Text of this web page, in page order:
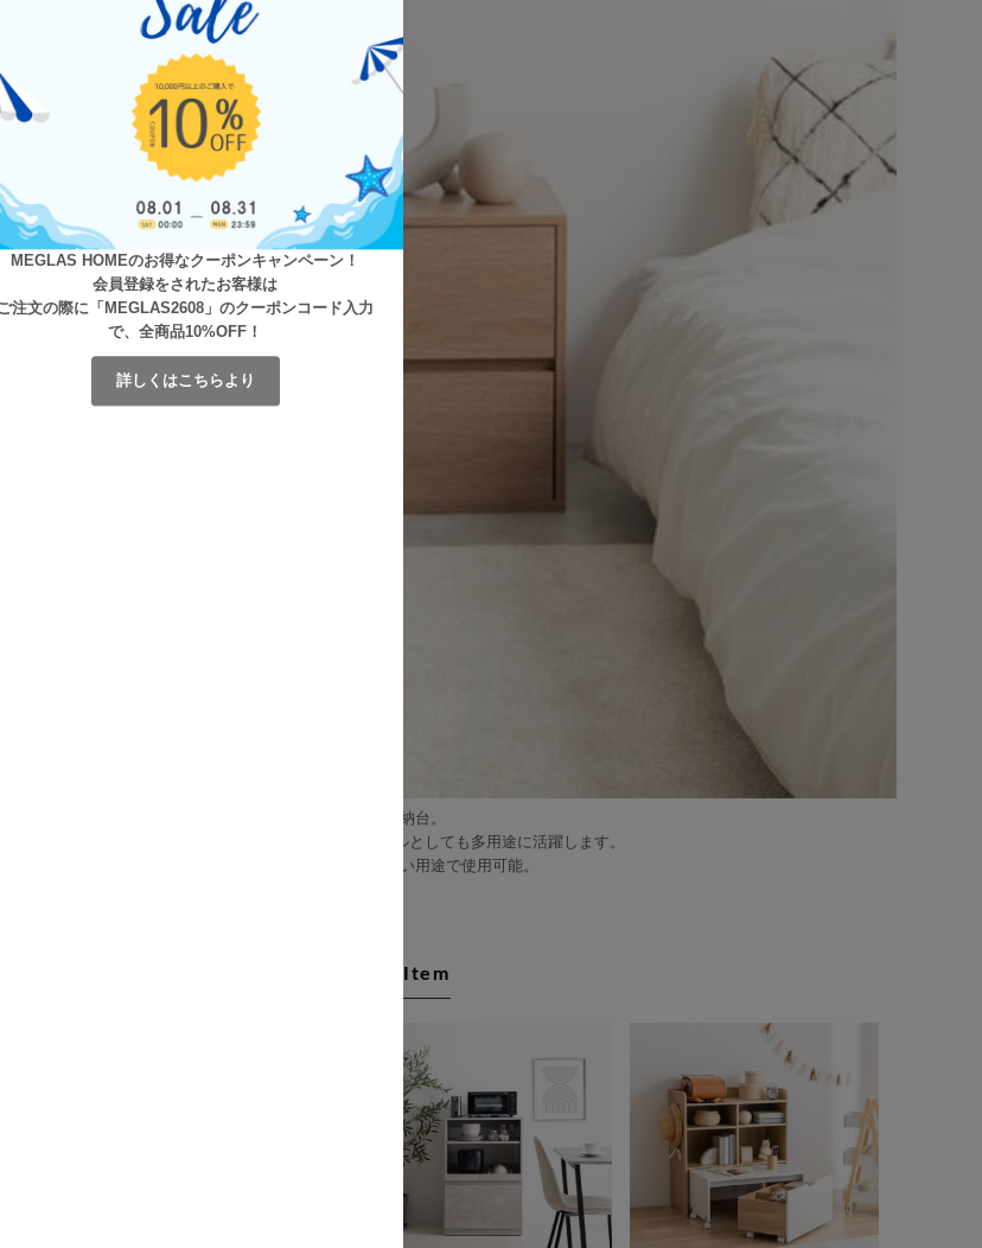
MEGLAS HOMEのお得なクーポンキャンペーン！
会員登録をされたお客様は
注文の際に「MEGLAS2608」のクーポンコード入力
で、全商品10%OFF！
詳しくはこちらより
に応じて柔軟にカスタマイズできる点が大きな特徴の収納台。
独でも便利に使えるほか、キャビネットやサイドテーブルとしても多用途に活躍します。
わせて、チェストやキッチン収納、ローボードなど幅広い用途で使用可能。
納力は抜群で、小物をすっきり整理できます。
Recommend Item